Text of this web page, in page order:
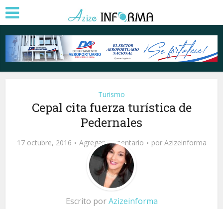
Turismo
Cepal cita fuerza turística de
Pedernales
17 octubre, 2016 Agregar comentario por Azizeinforma
Escrito porAzizeinforma